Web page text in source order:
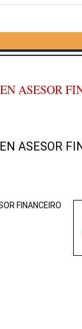
ASESOR
ASESOR
FINANCEIRO